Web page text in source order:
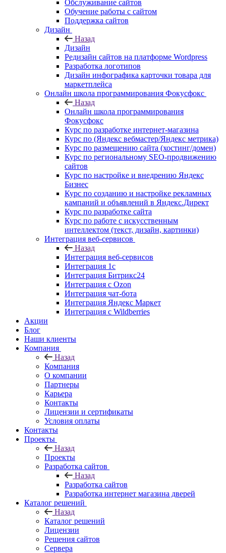
Обслуживание сайтов
Обучение работы с сайтом
Поддержка сайтов
Дизайн
Назад
Дизайн
Редизайн сайтов на платформе Wordpress
Разработка логотипов
Дизайн инфографика карточки товара для
маркетплейса
Онлайн школа программирования Фокусфокс
Назад
Онлайн школа программирования
Фокусфокс
Курс по разработке интернет-магазина
Курс по (Яндекс вебмастер/Яндекс метрика)
Курс по размещению сайта (хостинг/домен)
Курс по региональному SEO-продвижению
сайтов
Курс по настройке и внедрению Яндекс
Бизнес
Курс по созданию и настройке рекламных
кампаний и объявлений в Яндекс.Директ
Курс по разработке сайта
Курс по работе с искусственным
интеллектом (текст, дизайн, картинки)
Интеграция веб-сервисов
Назад
Интеграция веб-сервисов
Интеграция 1с
Интеграция Битрикс24
Интеграция с Ozon
Интеграция чат-бота
Интеграция Яндекс Маркет
Интеграция с Wildberries
Акции
Блог
Наши клиенты
Компания
Назад
Компания
О компании
Партнеры
Карьера
Контакты
Лицензии и сертификаты
Условия оплаты
Контакты
Проекты
Назад
Проекты
Разработка сайтов
Назад
Разработка сайтов
Разработка интернет магазина дверей
Каталог решений
Назад
Каталог решений
Лицензии
Решения сайтов
Сервера